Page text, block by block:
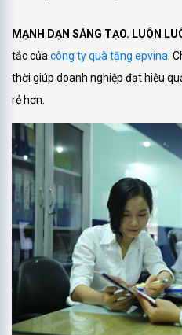
MẠNH DẠN SÁNG TẠO. LUÔN
tắc của công ty quà tặng epvina .
thời giúp doanh nghiệp đạt hiệu
rẻ hơn.